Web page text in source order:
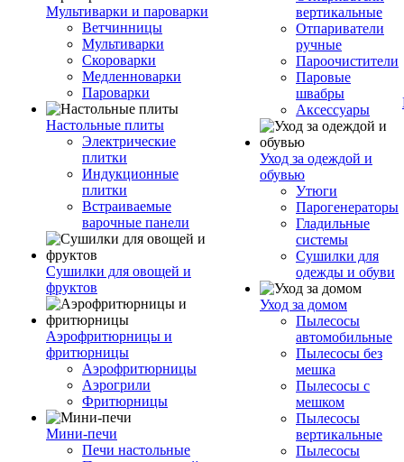
Мультиварки и пароварки
Ветчинницы
Мультиварки
Скороварки
Медленноварки
Пароварки
Настольные плиты
Электрические
плитки
Индукционные
плитки
Встраиваемые
варочные панели
Сушилки для овощей и
фруктов
Аэрофритюрницы и
фритюрницы
Аэрофритюрницы
Аэрогрили
Фритюрницы
Мини-печи
Печи настольные
вертикальные
Отпариватели
ручные
Пароочистители
Паровые
швабры
Аксессуары
Уход за одеждой и
обувью
Утюги
Парогенераторы
Гладильные
системы
Сушилки для
одежды и обуви
Уход за домом
Пылесосы
автомобильные
Пылесосы без
мешка
Пылесосы с
мешком
Пылесосы
вертикальные
Пылесосы